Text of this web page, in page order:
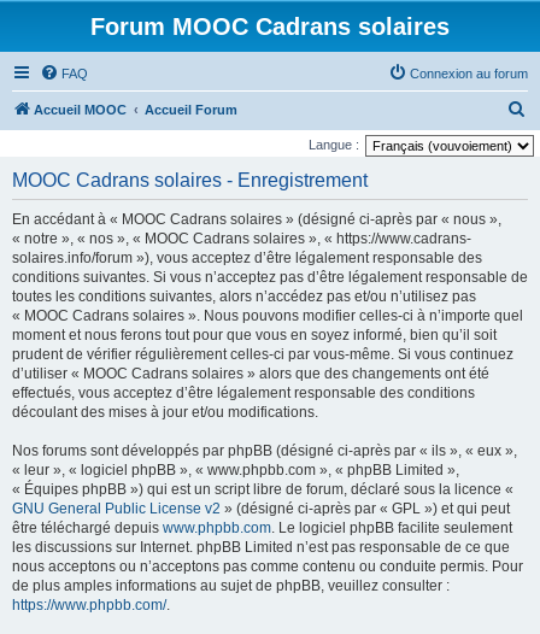
Forum MOOC Cadrans solaires
FAQ Connexion au forum
Accueil MOOC Accueil Forum
e
Langue :
MOOC Cadrans solaires - Enregistrement
En accédant à « MOOC Cadrans solaires » (désigné ci-après par « nous »,
« notre », « nos », « MOOC Cadrans solaires », « https://www.cadrans-
solaires.info/forum »), vous acceptez d’être légalement responsable des
conditions suivantes. Si vous n’acceptez pas d’être légalement responsable de
toutes les conditions suivantes, alors n’accédez pas et/ou n’utilisez pas
« MOOC Cadrans solaires ». Nous pouvons modifier celles-ci à n’importe quel
moment et nous ferons tout pour que vous en soyez informé, bien qu’il soit
prudent de vérifier régulièrement celles-ci par vous-même. Si vous continuez
d’utiliser « MOOC Cadrans solaires » alors que des changements ont été
effectués, vous acceptez d’être légalement responsable des conditions
découlant des mises à jour et/ou modifications.
Nos forums sont développés par phpBB (désigné ci-après par « ils », « eux »,
« leur », « logiciel phpBB », « www.phpbb.com », « phpBB Limited »,
« Équipes phpBB ») qui est un script libre de forum, déclaré sous la licence «
GNU General Public License v2 » (désigné ci-après par « GPL ») et qui peut
être téléchargé depuis www.phpbb.com. Le logiciel phpBB facilite seulement
les discussions sur Internet. phpBB Limited n’est pas responsable de ce que
nous acceptons ou n’acceptons pas comme contenu ou conduite permis. Pour
de plus amples informations au sujet de phpBB, veuillez consulter :
https://www.phpbb.com/.